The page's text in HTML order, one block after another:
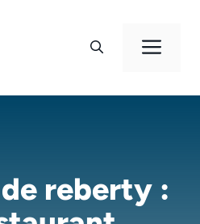
reberty :